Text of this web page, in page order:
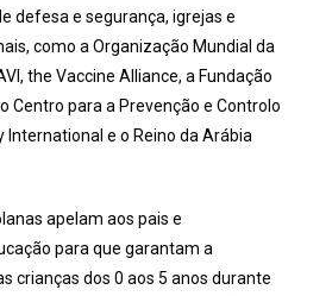
defesa e segurança, igrejas e
como a Organização Mundial da
the Vaccine Alliance, a Fundação
Centro para a Prevenção e Controlo
International e o Reino da Arábia
apelam aos pais e
para que garantam a
crianças dos 0 aos 5 anos durante